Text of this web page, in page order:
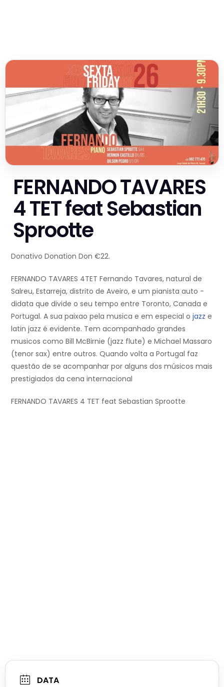
FERNANDO TAVARES
4 TET feat Sebastian
Sprootte
Donativo Donation Don €22.
FERNANDO TAVARES 4TET Fernando Tavares, natural de
Salreu, Estarreja, distrito de Aveiro, e um pianista auto -
didata que divide o seu tempo entre Toronto, Canada e
Portugal. A sua paixao pela musica e em especial o jazz e
latin jazz é evidente. Tem acompanhado grandes
musicos como Bill McBirnie (jazz flute) e Michael Massaro
(tenor sax) entre outros. Quando volta a Portugal faz
questão de se acompanhar por alguns dos músicos mais
prestigiados da cena internacional
FERNANDO TAVARES 4 TET feat Sebastian Sprootte
DATA